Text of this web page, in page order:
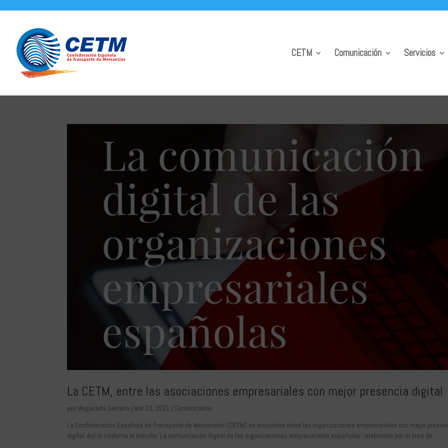
CETM Comunicación Servicios
La CETM, entre las asociaciones empresariales con mejor presencia digital
por Magaceda Serrano | Mar 23, 2021 | Comunicados
La Confederación Española de Transporte de Mercancías (CETM) se encuentra entre las organizaciones empresariales con mejor
digital. Así lo confirma el estudio ‘La comunicación digital de las organizaciones empresariales españolas’, elaborado por el área de...